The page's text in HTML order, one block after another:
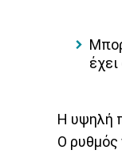
Μ
Η υψηλή
Ο ρυθμός